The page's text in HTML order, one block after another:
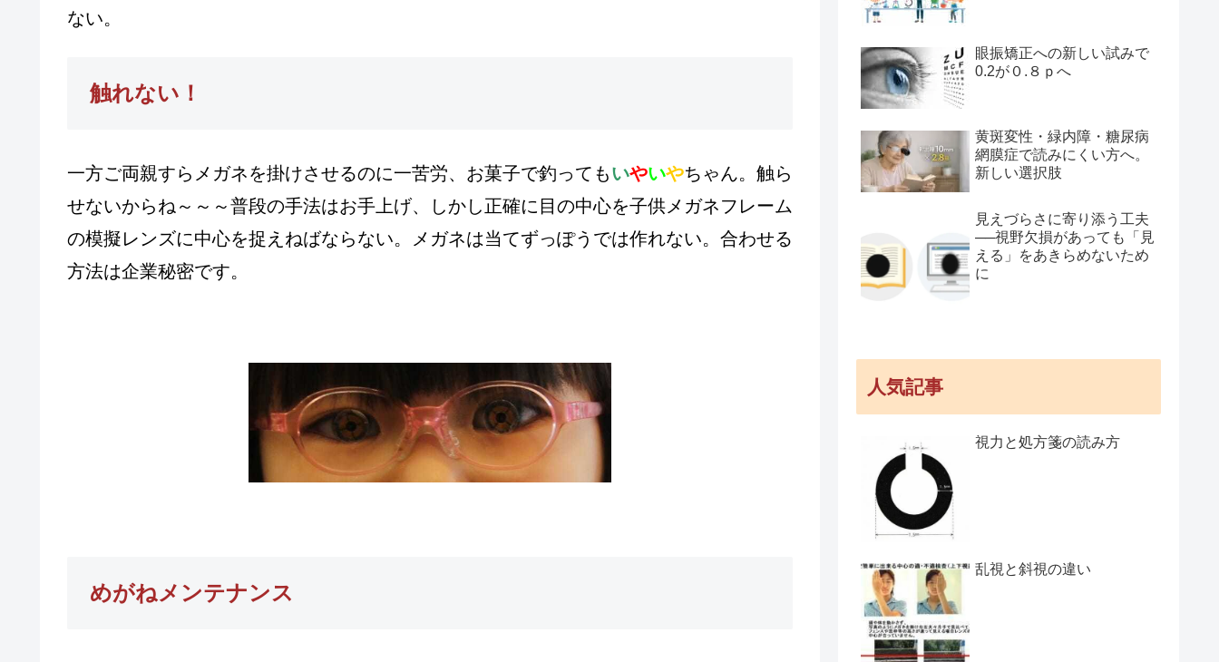
ない。
触れない！
一方ご両親すらメガネを掛けさせるのに一苦労、お菓子で釣ってもいやいやちゃん。触ら
せないからね～～～普段の手法はお手上げ、しかし正確に目の中心を子供メガネフレーム
の模擬レンズに中心を捉えねばならない。メガネは当てずっぽうでは作れない。合わせる
方法は企業秘密です。
めがねメンテナンス
眼振矯正への新しい試みで
0.2が０.８ｐへ
黄斑変性・緑内障・糖尿病
網膜症で読みにくい方へ。
新しい選択肢
見えづらさに寄り添う工夫
──視野欠損があっても「見
える」をあきらめないため
に
人気記事
視力と処方箋の読み方
乱視と斜視の違い